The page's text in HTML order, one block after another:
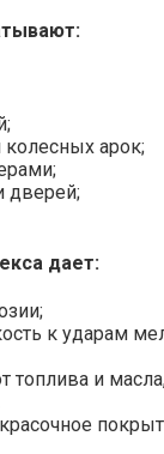
колесных арок;
дверей;
дает:
к ударам
топлива и